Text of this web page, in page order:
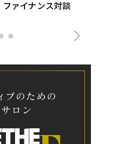
ファイナンス対談